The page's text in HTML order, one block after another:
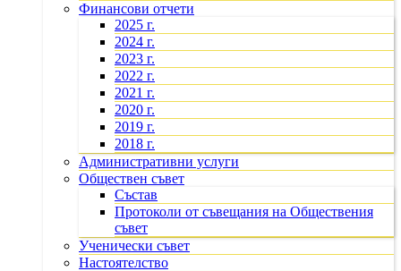
Финансови отчети
2025 г.
2024 г.
2023 г.
2022 г.
2021 г.
2020 г.
2019 г.
2018 г.
Административни услуги
Обществен съвет
Състав
Протоколи от съвещания на Обществения
съвет
Ученически съвет
Настоятелство